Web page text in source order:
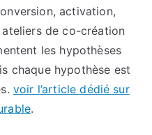
activation,
de co-création
les hypothèses
chaque hypothèse est
voir l’article dédié sur
.